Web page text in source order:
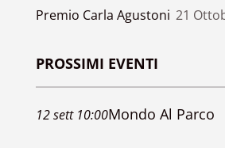
Premio Carla Agustoni 21
PROSSIMI EVENTI
12sett 10:00Mondo Al Parco